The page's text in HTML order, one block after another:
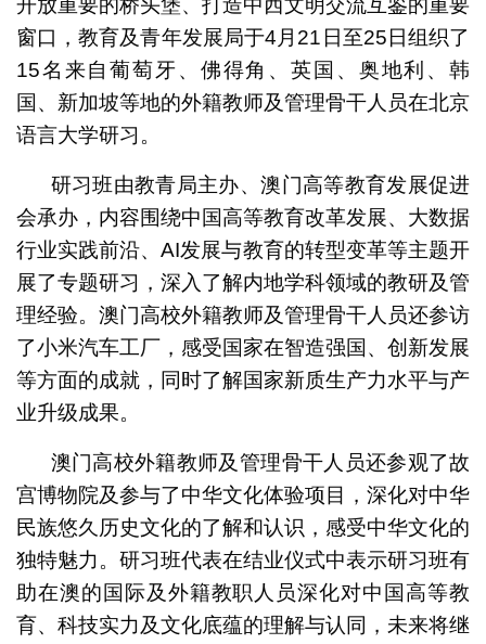
开放重要的桥头堡、打造中西文明交流互鉴的重要
窗口，教育及青年发展局于4月21日至25日组织了
15名来自葡萄牙、佛得角、英国、奥地利、韩
国、新加坡等地的外籍教师及管理骨干人员在北京
语言大学研习。
研习班由教青局主办、澳门高等教育发展促进
会承办，内容围绕中国高等教育改革发展、大数据
行业实践前沿、AI发展与教育的转型变革等主题开
展了专题研习，深入了解内地学科领域的教研及管
理经验。澳门高校外籍教师及管理骨干人员还参访
了小米汽车工厂，感受国家在智造强国、创新发展
等方面的成就，同时了解国家新质生产力水平与产
业升级成果。
澳门高校外籍教师及管理骨干人员还参观了故
宫博物院及参与了中华文化体验项目，深化对中华
民族悠久历史文化的了解和认识，感受中华文化的
独特魅力。研习班代表在结业仪式中表示研习班有
助在澳的国际及外籍教职人员深化对中国高等教
育、科技实力及文化底蕴的理解与认同，未来将继